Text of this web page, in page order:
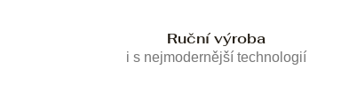
Ruční výroba
i s nejmodernější technologií